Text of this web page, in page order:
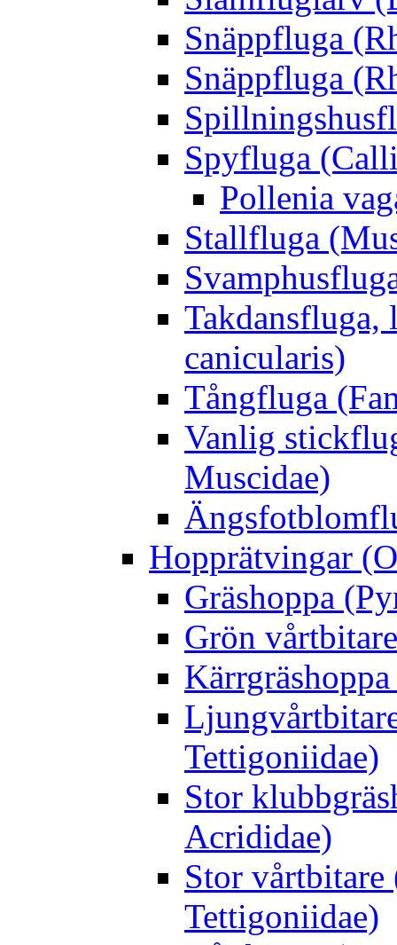
Snäppfluga
Snäppfluga
Spyfluga
Pollenia
Stallfluga
Takdansfluga,
canicularis)
Tångfluga
Vanlig
Muscidae)
Hopprätvingar
Gräshoppa
Grön
Tettigoniidae)
Stor
Acrididae)
Stor
Tettigoniidae)